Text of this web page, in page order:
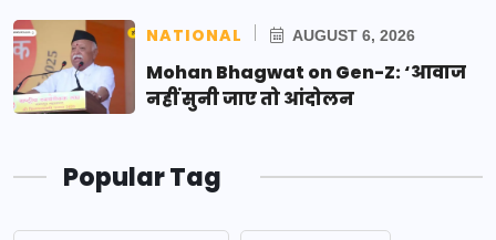
NATIONAL AUGUST 6, 2026
Mohan Bhagwat on Gen-Z: ‘आवाज
नहीं सुनी जाए तो आंदोलन
Popular Tag